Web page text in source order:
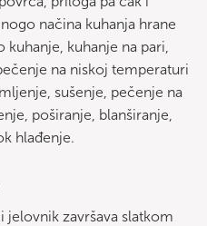
načina kuhanja hrane
kuhanje, kuhanje na pari,
na niskoj temperaturi
sušenje, pečenje na
poširanje, blanširanje,
hlađenje.
završava slatkom